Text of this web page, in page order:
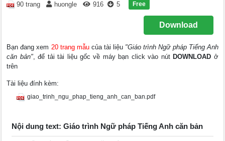
90 trang huongle 916 5 Free
Download
Bạn đang xem 20 trang mẫucủa tài liệu "Giáo trình Ngữ pháp Tiếng Anh
căn bản", để tải tài liệu gốc về máy bạn click vào nút DOWNLOAD ở
trên
Tài liệu đính kèm:
giao_trinh_ngu_phap_tieng_anh_can_ban.pdf
Nội dung text: Giáo trình Ngữ pháp Tiếng Anh căn bản